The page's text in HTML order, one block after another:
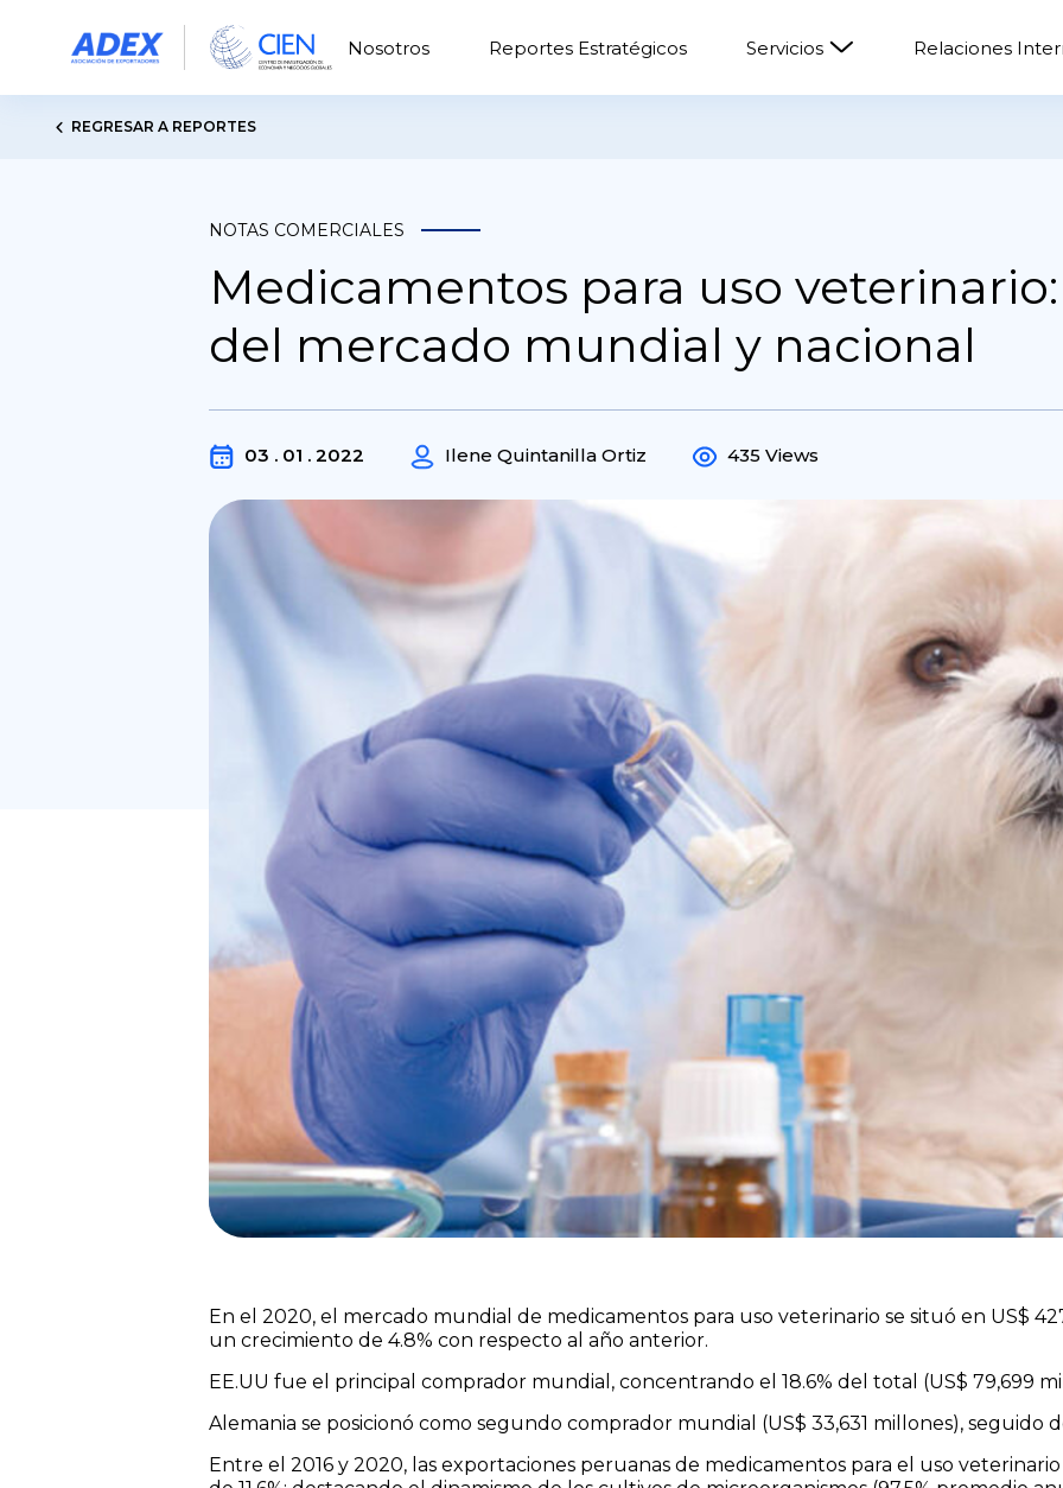
Nosotros Reportes Estratégicos Servicios Relaciones
REGRESAR A REPORTES
NOTAS COMERCIALES
Medicamentos para uso
del mercado mundial y nacional
03 . 01 . 2022 Ilene Quintanilla Ortiz 435 Views
En el 2020, el mercado mundial de medicamentos para uso veterinario se situó en US$
un crecimiento de 4.8% con respecto al año anterior.
EE.UU fue el principal comprador mundial, concentrando el 18.6% del total (US$ 79,699
Alemania se posicionó como segundo comprador mundial (US$ 33,631 millones), seguido
Entre el 2016 y 2020, las exportaciones peruanas de medicamentos para el uso